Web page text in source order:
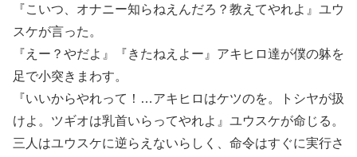
『こいつ、オナニー知らねえんだろ？教えてやれよ』ユウ
スケが言った。
『えー？やだよ』『きたねえよー』アキヒロ達が僕の躰を
足で小突きまわす。
『いいからやれって！…アキヒロはケツのを。トシヤが扱
けよ。ツギオは乳首いらってやれよ』ユウスケが命じる。
三人はユウスケに逆らえないらしく、命令はすぐに実行さ